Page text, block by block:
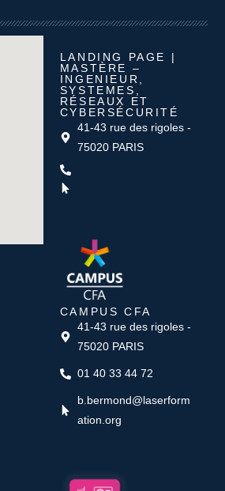
LANDING PAGE |
MASTÈRE –
INGENIEUR,
SYSTEMES,
RÉSEAUX ET
CYBERSÉCURITÉ
41-43 rue des rigoles -
75020 PARIS
CAMPUS CFA
41-43 rue des rigoles -
75020 PARIS
01 40 33 44 72
b.bermond@laserform
ation.org